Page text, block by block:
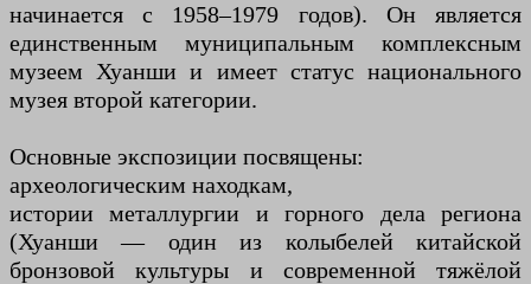
начинается с 1958–1979 годов). Он является
единственным муниципальным комплексным
музеем Хуанши и имеет статус национального
музея второй категории.
Основные экспозиции посвящены:
археологическим находкам,
истории металлургии и горного дела региона
(Хуанши — один из колыбелей китайской
бронзовой культуры и современной тяжёлой